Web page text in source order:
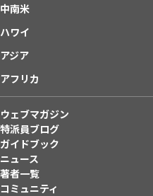
中南米
ハワイ
アジア
アフリカ
ウェブマガジン
特派員ブログ
ガイドブック
ニュース
著者一覧
コミュニティ